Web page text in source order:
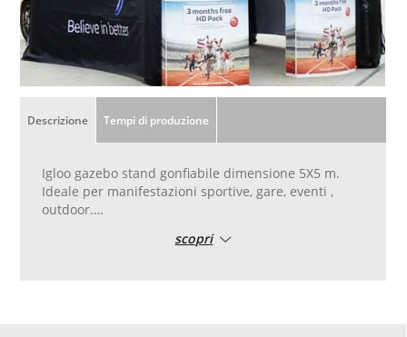
Descrizione Tempi di produzione
Igloo gazebo stand gonfiabile dimensione 5X5 m.
Ideale per manifestazioni sportive, gare, eventi ,
outdoor.
Borsa per trasporto inclusa!
scopri